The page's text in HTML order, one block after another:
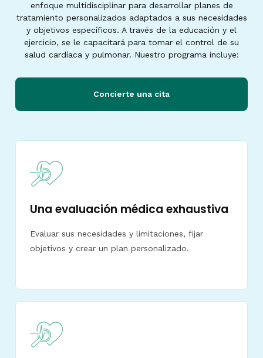
enfoque multidisciplinar para desarrollar planes de
tratamiento personalizados adaptados a sus necesidades
y objetivos específicos. A través de la educación y el
ejercicio, se le capacitará para tomar el control de su
salud cardíaca y pulmonar. Nuestro programa incluye:
Concierte una cita
Una evaluación médica exhaustiva
Evaluar sus necesidades y limitaciones, fijar
objetivos y crear un plan personalizado.